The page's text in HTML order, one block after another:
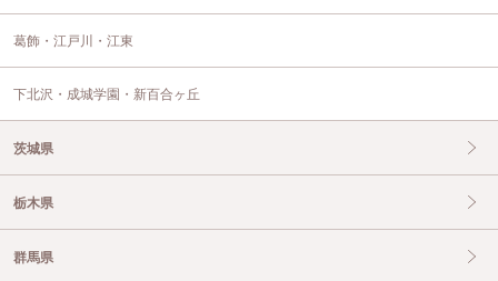
葛飾・江戸川・江東
下北沢・成城学園・新百合ヶ丘
茨城県
栃木県
群馬県